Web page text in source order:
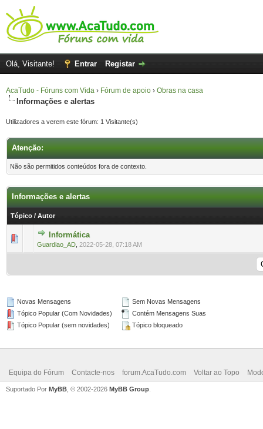
Olá, Visitante! Entrar Registar
AcaTudo - Fóruns com Vida › Fórum de apoio › Obras na casa
Informações e alertas
Utilizadores a verem este fórum: 1 Visitante(s)
Atenção:
Não são permitidos conteúdos fora de contexto.
Informações e alertas
Tópico / Autor
Informática
Guardiao_AD 2022-05-28, 07:18 AM
0 Voto(s) - 0 de 5 na totalidade
Novas Mensagens
Tópico Popular (Com Novidades)
Tópico Popular (sem novidades)
Sem Novas Mensagens
Contém Mensagens Suas
Tópico bloqueado
Equipa do Fórum Contacte-nos forum.AcaTudo.com Voltar ao Topo
Suportado Por MyBB , © 2002-2026 MyBB Group